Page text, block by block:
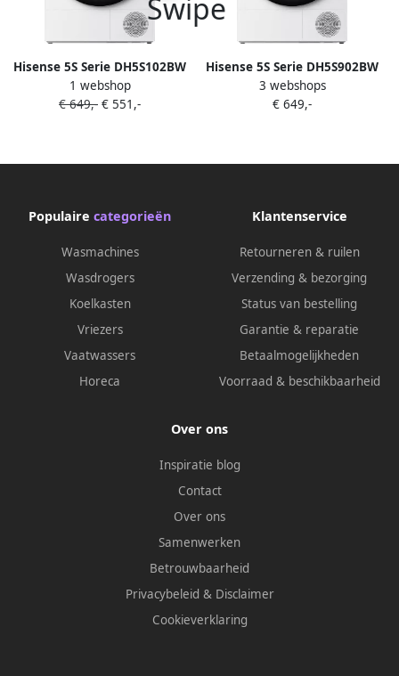
Hisense 5S Serie DH5S102BW
-Wasdroger met A+++
Energielabel
1 webshop
€ 649,- € 551,-
Hisense 5S Serie DH5S902BW
Wasdroger met A+++
Energielabel
3 webshops
€ 649,-
Populaire categorieën
Wasmachines
Wasdrogers
Koelkasten
Vriezers
Vaatwassers
Horeca
Klantenservice
Retourneren & ruilen
Verzending & bezorging
Status van bestelling
Garantie & reparatie
Betaalmogelijkheden
Voorraad & beschikbaarheid
Over ons
Inspiratie blog
Contact
Over ons
Samenwerken
Betrouwbaarheid
Privacybeleid & Disclaimer
Cookieverklaring